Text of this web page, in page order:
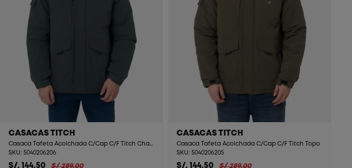
CASACAS TITCH
Casaca Tafeta Acolchada C/Cap C/F Titch Charcoal
SKU: 5040206206
S/. 144.50 S/ 289.00
CASACAS TITCH
Casaca Tafeta Acolchada C/Cap C/F Titch Topo
SKU: 5040206205
S/. 144.50 S/ 289.00